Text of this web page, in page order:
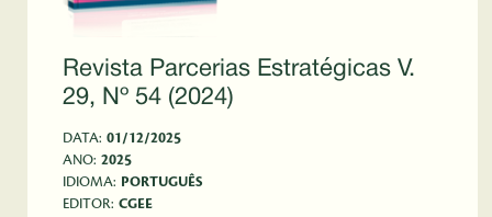
Revista Parcerias Estratégicas V.
29, Nº 54 (2024)
DATA: 01/12/2025
ANO: 2025
IDIOMA: PORTUGUÊS
EDITOR: CGEE